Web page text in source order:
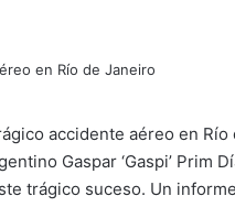
accidente aéreo en
Gaspar ‘Gaspi’ Prim
trágico suceso. Un